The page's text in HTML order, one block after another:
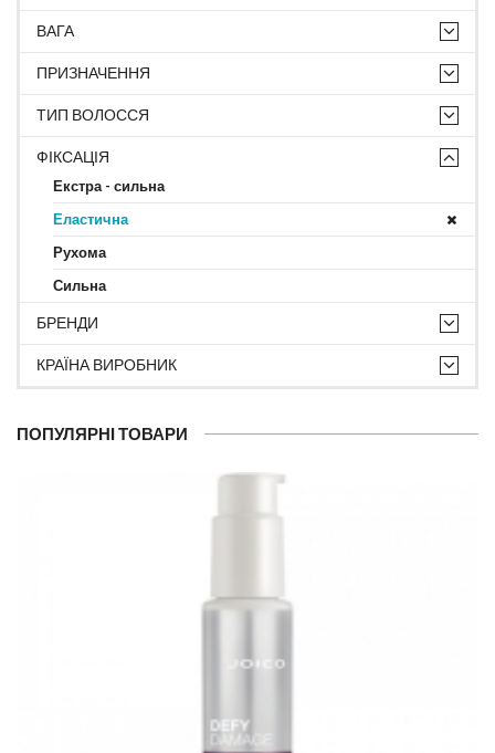
ВАГА
ПРИЗНАЧЕННЯ
ТИП ВОЛОССЯ
ФІКСАЦІЯ
Екстра - сильна
Еластична
Рухома
Сильна
БРЕНДИ
КРАЇНА ВИРОБНИК
ПОПУЛЯРНІ ТОВАРИ